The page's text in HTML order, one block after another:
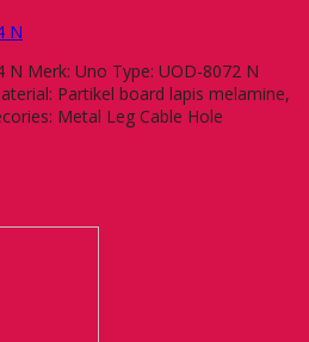
N
Merk: Uno Type: UOD-8072 N
Partikel board lapis melamine,
Metal Leg Cable Hole